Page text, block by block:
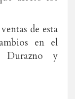
de esta
en el
Durazno y